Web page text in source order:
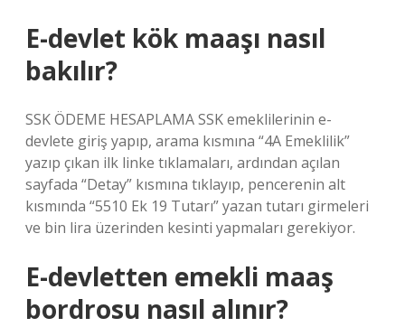
E-devlet kök maaşı nasıl
bakılır?
SSK ÖDEME HESAPLAMA SSK emeklilerinin e-
devlete giriş yapıp, arama kısmına “4A Emeklilik”
yazıp çıkan ilk linke tıklamaları, ardından açılan
sayfada “Detay” kısmına tıklayıp, pencerenin alt
kısmında “5510 Ek 19 Tutarı” yazan tutarı girmeleri
ve bin lira üzerinden kesinti yapmaları gerekiyor.
E-devletten emekli maaş
bordrosu nasıl alınır?